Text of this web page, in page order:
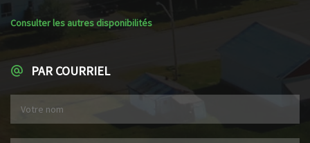
Consulter les autres disponibilités
PAR COURRIEL